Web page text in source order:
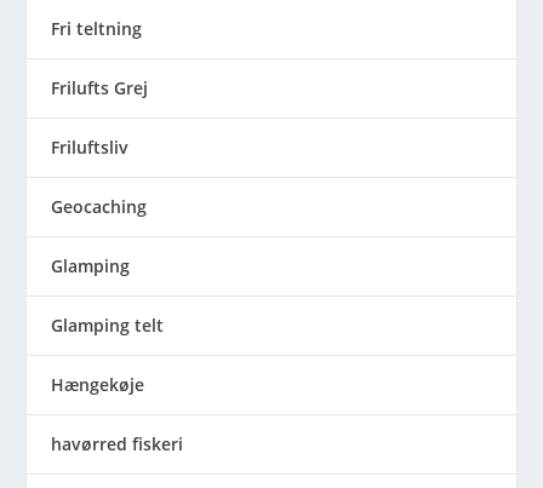
Fri teltning
Frilufts Grej
Friluftsliv
Geocaching
Glamping
Glamping telt
Hængekøje
havørred fiskeri